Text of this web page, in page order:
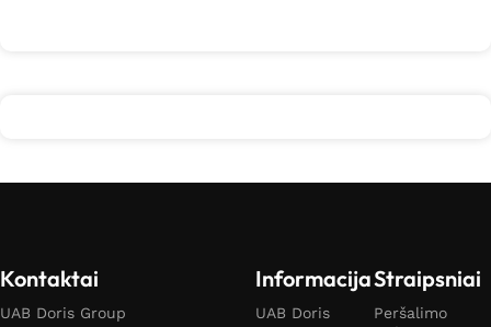
Kontaktai
UAB Doris Group
Informacija
UAB Doris
Straipsniai
Peršalimo